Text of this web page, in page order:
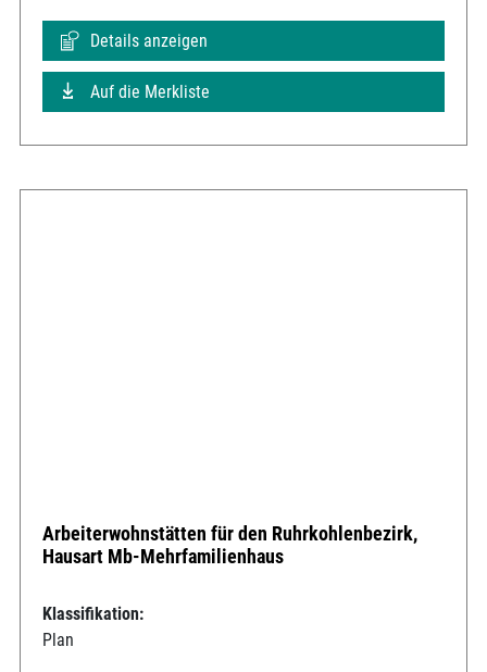
Details anzeigen
Auf die Merkliste
Arbeiterwohnstätten für den Ruhrkohlenbezirk,
Hausart Mb-Mehrfamilienhaus
Klassifikation:
Plan